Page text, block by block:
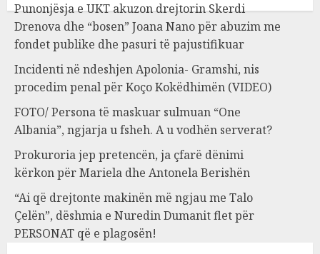
Punonjësja e UKT akuzon drejtorin Skerdi
Drenova dhe “bosen” Joana Nano për abuzim me
fondet publike dhe pasuri të pajustifikuar
Incidenti në ndeshjen Apolonia- Gramshi, nis
procedim penal për Koço Kokëdhimën (VIDEO)
FOTO/ Persona të maskuar sulmuan “One
Albania”, ngjarja u fsheh. A u vodhën serverat?
Prokuroria jep pretencën, ja çfarë dënimi
kërkon për Mariela dhe Antonela Berishën
“Ai që drejtonte makinën më ngjau me Talo
Çelën”, dëshmia e Nuredin Dumanit flet për
PERSONAT që e plagosën!